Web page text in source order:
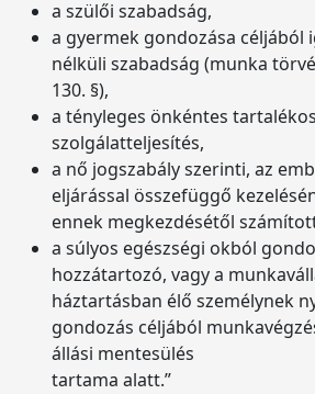
a szülői szabadság,
a gyermek gondozása céljából
nélküli szabadság (munka
130. §),
a tényleges önkéntes
szolgálatteljesítés,
a nő jogszabály szerinti, az
eljárással összefüggő
ennek megkezdésétől
a súlyos egészségi okból
hozzátartozó, vagy a
háztartásban élő személynek
gondozás céljából
állási mentesülés
tartama alatt.”